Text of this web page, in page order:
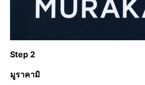
Step 2
มูราคามิ